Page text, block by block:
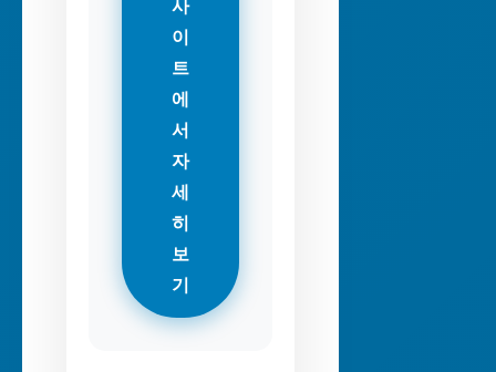
사
이
트
에
서
자
세
히
보
기